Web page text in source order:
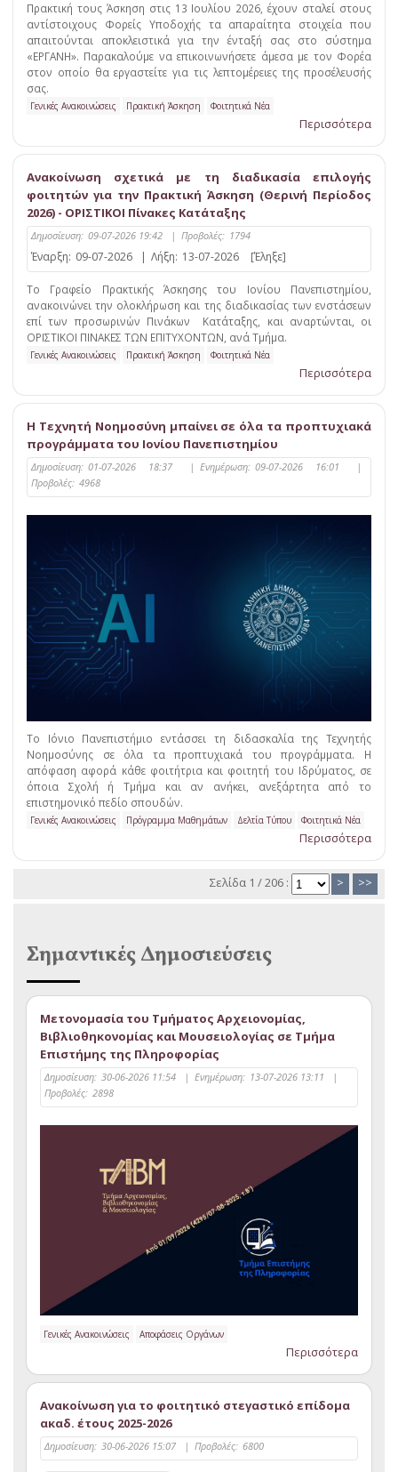
Πρακτική τους Άσκηση στις 13 Ιουλίου 2026, έχουν σταλεί στους
αντίστοιχους Φορείς Υποδοχής τα απαραίτητα στοιχεία που
απαιτούνται αποκλειστικά για την ένταξή σας στο σύστημα
«ΕΡΓΑΝΗ». Παρακαλούμε να επικοινωνήσετε άμεσα με τον Φορέα
στον οποίο θα εργαστείτε για τις λεπτομέρειες της προσέλευσής
σας.
Γενικές Ανακοινώσεις Πρακτική Άσκηση Φοιτητικά Νέα
Περισσότερα
Ανακοίνωση σχετικά με τη διαδικασία επιλογής
φοιτητών για την Πρακτική Άσκηση (Θερινή Περίοδος
2026) - ΟΡΙΣΤΙΚΟΙ Πίνακες Κατάταξης
Δημοσίευση: 09-07-2026 19:42 | Προβολές: 1794
Έναρξη: 09-07-2026 | Λήξη: 13-07-2026 [Έληξε]
Το Γραφείο Πρακτικής Άσκησης του Ιονίου Πανεπιστημίου,
ανακοινώνει την ολοκλήρωση και της διαδικασίας των ενστάσεων
επί των προσωρινών Πινάκων Κατάταξης, και αναρτώνται, οι
ΟΡΙΣΤΙΚΟΙ ΠΙΝΑΚΕΣ ΤΩΝ ΕΠΙΤΥΧΟΝΤΩΝ, ανά Τμήμα.
Γενικές Ανακοινώσεις Πρακτική Άσκηση Φοιτητικά Νέα
Περισσότερα
Η Τεχνητή Νοημοσύνη μπαίνει σε όλα τα προπτυχιακά
προγράμματα του Ιονίου Πανεπιστημίου
Δημοσίευση: 01-07-2026 18:37 | Ενημέρωση: 09-07-2026 16:01
|
Προβολές: 4968
Το Ιόνιο Πανεπιστήμιο εντάσσει τη διδασκαλία της Τεχνητής
Νοημοσύνης σε όλα τα προπτυχιακά του προγράμματα. Η
απόφαση αφορά κάθε φοιτήτρια και φοιτητή του Ιδρύματος, σε
όποια Σχολή ή Τμήμα και αν ανήκει, ανεξάρτητα από το
επιστημονικό πεδίο σπουδών.
Γενικές Ανακοινώσεις Πρόγραμμα Μαθημάτων Δελτία Τύπου Φοιτητικά Νέα
Περισσότερα
Σελίδα 1 / 206 : > >>
Σημαντικές Δημοσιεύσεις
Μετονομασία του Τμήματος Αρχειονομίας,
Βιβλιοθηκονομίας και Μουσειολογίας σε Τμήμα
Επιστήμης της Πληροφορίας
Δημοσίευση: 30-06-2026 11:54 | Ενημέρωση: 13-07-2026 13:11
|
Προβολές: 2898
Γενικές Ανακοινώσεις Αποφάσεις Οργάνων
Περισσότερα
Ανακοίνωση για το φοιτητικό στεγαστικό επίδομα
ακαδ. έτους 2025-2026
Δημοσίευση: 30-06-2026 15:07 | Προβολές: 6800